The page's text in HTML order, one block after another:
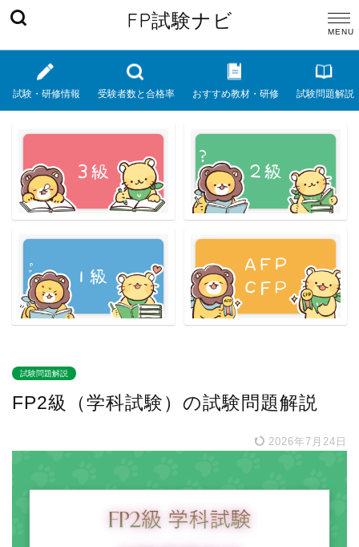
FP試験ナビ
試験・研修情報 受験者数と合格率 おすすめ教材・研修 試験問題解説
試験問題解説
FP2級（学科試験）の試験問題解説
2026年7月24日